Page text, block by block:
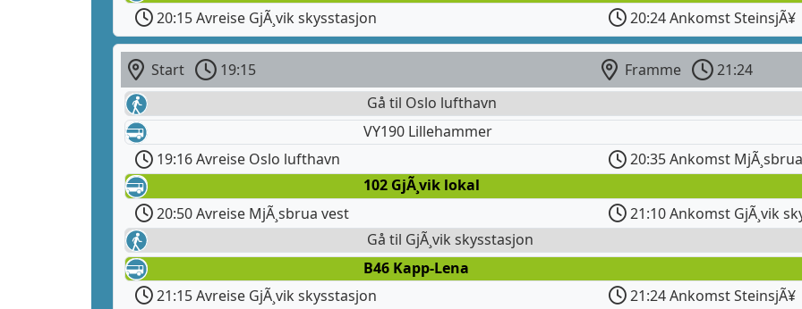
20:15 Avreise GjÃ¸vik skysstasjon
20:24 Ankomst SteinsjÃ¥
Start 19:15 Framme
21:24
Gå til Oslo lufthavn
VY190 Lillehammer
19:16 Avreise Oslo lufthavn
20:35 Ankomst
102 GjÃ¸vik lokal
20:50 Avreise MjÃ¸sbrua vest
21:10 Ankomst GjÃ¸vik
Gå til GjÃ¸vik skysstasjon
B46 Kapp-Lena
21:15 Avreise GjÃ¸vik skysstasjon
21:24 Ankomst SteinsjÃ¥